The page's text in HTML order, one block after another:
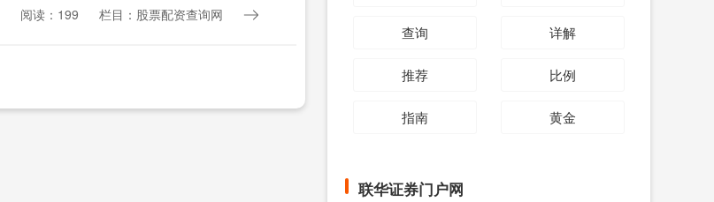
阅读：199 栏目：股票配资查询网
查询 详解
推荐 比例
指南 黄金
联华证券门户网